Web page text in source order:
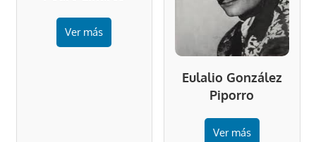
Ver más
Eulalio González
Piporro
Ver más